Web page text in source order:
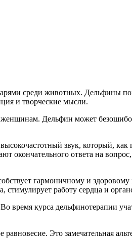
среди животных. Дельфины
и творческие мысли.
Дельфин может
звук, который, как
окончательного ответа на
гармоничному и здоровому
стимулирует работу сердца и
время курса дельфинотерапии
Это замечательная